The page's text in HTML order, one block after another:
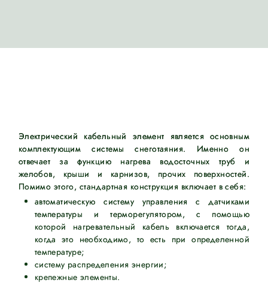
Электрический кабельный элемент является основным
комплектующим системы снеготаяния. Именно он
отвечает за функцию нагрева водосточных труб и
желобов, крыши и карнизов, прочих поверхностей.
Помимо этого, стандартная конструкция включает в себя:
автоматическую систему управления с датчиками
температуры и терморегулятором, с помощью
которой нагревательный кабель включается тогда,
когда это необходимо, то есть при определенной
температуре;
систему распределения энергии;
крепежные элементы.